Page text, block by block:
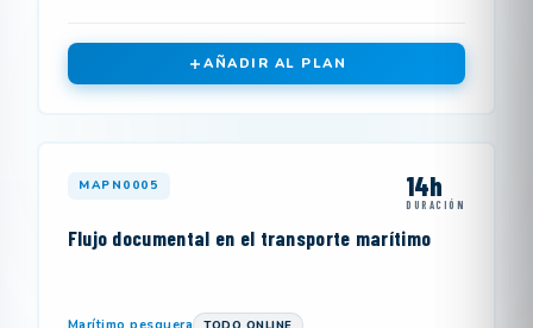
AÑADIR AL PLAN
MAPN0005 14h
DURACIÓN
Flujo documental en el transporte marítimo